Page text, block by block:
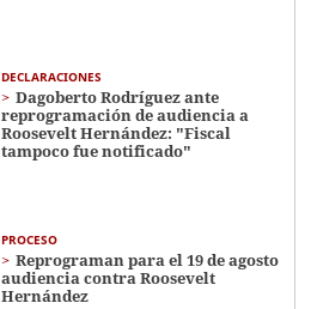
DECLARACIONES
Dagoberto Rodríguez ante
reprogramación de audiencia a
Roosevelt Hernández: "Fiscal
tampoco fue notificado"
PROCESO
Reprograman para el 19 de agosto
audiencia contra Roosevelt
Hernández